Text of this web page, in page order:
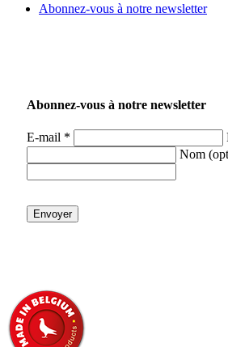
Abonnez-vous à notre newsletter
Abonnez-vous à notre newsletter
E-mail *
Nom
Envoyer